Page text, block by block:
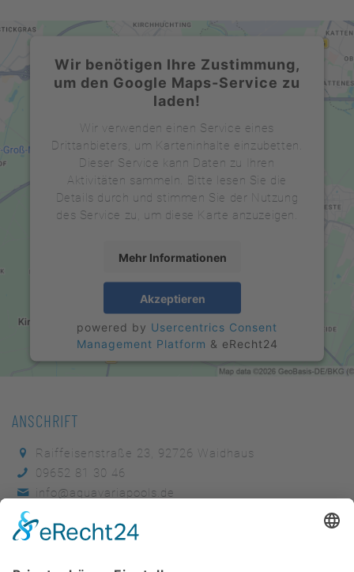
Wir benötigen Ihre Zustimmung,
um den Google Maps-Service zu
laden!
Wir verwenden einen Service eines
Drittanbieters, um Karteninhalte einzubetten.
Dieser Service kann Daten zu Ihren
Aktivitäten sammeln. Bitte lesen Sie die
Details durch und stimmen Sie der Nutzung
des Service zu, um diese Karte anzuzeigen.
Mehr Informationen
Akzeptieren
powered by Usercentrics Consent
Management Platform & eRecht24
ANSCHRIFT
Raiffeisenstraße 23, 92726 Waidhaus
09652 81 30 46
info@aquavariapools.de